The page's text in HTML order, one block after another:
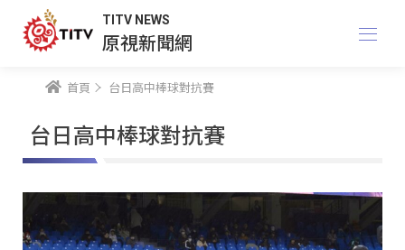
TITV NEWS
原視新聞網
首頁 台日高中棒球對抗賽
台日高中棒球對抗賽